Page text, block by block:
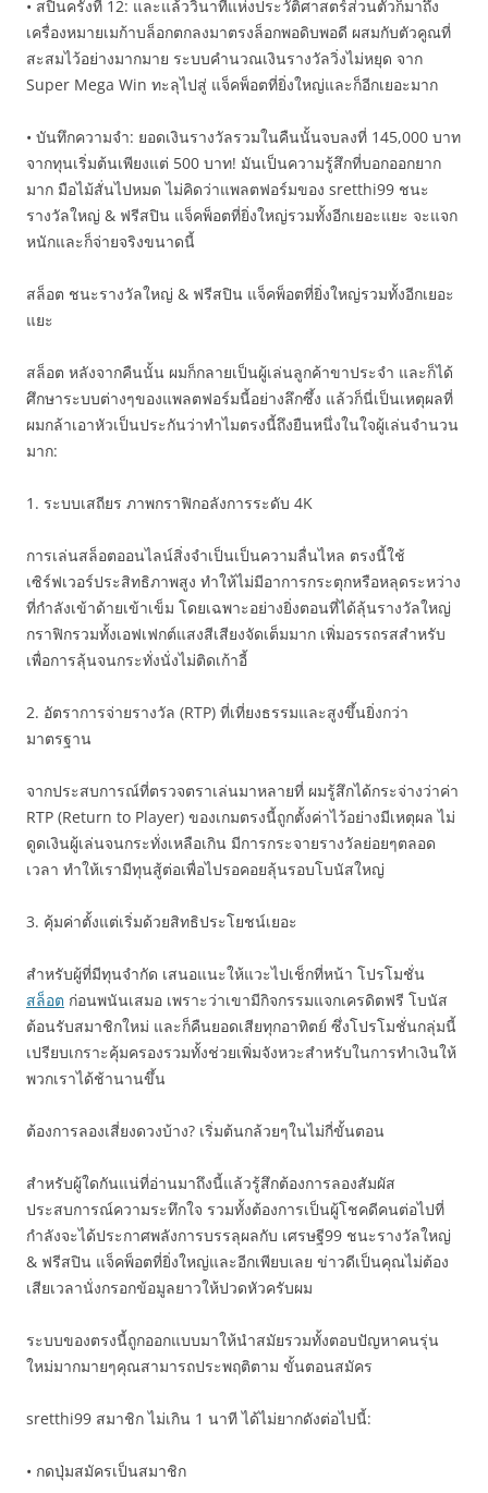
• สปินครั้งที่ 12: และแล้ววินาทีแห่งประวัติศาสตร์ส่วนตัวก็มาถึง
เครื่องหมายเมก้าบล็อกตกลงมาตรงล็อกพอดิบพอดี ผสมกับตัวคูณที่
สะสมไว้อย่างมากมาย ระบบคำนวณเงินรางวัลวิ่งไม่หยุด จาก
Super Mega Win ทะลุไปสู่ แจ็คพ็อตที่ยิ่งใหญ่และก็อีกเยอะมาก
• บันทึกความจำ: ยอดเงินรางวัลรวมในคืนนั้นจบลงที่ 145,000 บาท
จากทุนเริ่มต้นเพียงแต่ 500 บาท! มันเป็นความรู้สึกที่บอกออกยาก
มาก มือไม้สั่นไปหมด ไม่คิดว่าแพลตฟอร์มของ sretthi99 ชนะ
รางวัลใหญ่ & ฟรีสปิน แจ็คพ็อตที่ยิ่งใหญ่รวมทั้งอีกเยอะแยะ จะแจก
หนักและก็จ่ายจริงขนาดนี้
สล็อต ชนะรางวัลใหญ่ & ฟรีสปิน แจ็คพ็อตที่ยิ่งใหญ่รวมทั้งอีกเยอะ
แยะ
สล็อต หลังจากคืนนั้น ผมก็กลายเป็นผู้เล่นลูกค้าขาประจำ และก็ได้
ศึกษาระบบต่างๆของแพลตฟอร์มนี้อย่างลึกซึ้ง แล้วก็นี่เป็นเหตุผลที่
ผมกล้าเอาหัวเป็นประกันว่าทำไมตรงนี้ถึงยืนหนึ่งในใจผู้เล่นจำนวน
มาก:
1. ระบบเสถียร ภาพกราฟิกอลังการระดับ 4K
การเล่นสล็อตออนไลน์สิ่งจำเป็นเป็นความลื่นไหล ตรงนี้ใช้
เซิร์ฟเวอร์ประสิทธิภาพสูง ทำให้ไม่มีอาการกระตุกหรือหลุดระหว่าง
ที่กำลังเข้าด้ายเข้าเข็ม โดยเฉพาะอย่างยิ่งตอนที่ได้ลุ้นรางวัลใหญ่
กราฟิกรวมทั้งเอฟเฟกต์แสงสีเสียงจัดเต็มมาก เพิ่มอรรถรสสำหรับ
เพื่อการลุ้นจนกระทั่งนั่งไม่ติดเก้าอี้
2. อัตราการจ่ายรางวัล (RTP) ที่เที่ยงธรรมและสูงขึ้นยิ่งกว่า
มาตรฐาน
จากประสบการณ์ที่ตรวจตราเล่นมาหลายที่ ผมรู้สึกได้กระจ่างว่าค่า
RTP (Return to Player) ของเกมตรงนี้ถูกตั้งค่าไว้อย่างมีเหตุผล ไม่
ดูดเงินผู้เล่นจนกระทั่งเหลือเกิน มีการกระจายรางวัลย่อยๆตลอด
เวลา ทำให้เรามีทุนสู้ต่อเพื่อไปรอคอยลุ้นรอบโบนัสใหญ่
3. คุ้มค่าตั้งแต่เริ่มด้วยสิทธิประโยชน์เยอะ
สำหรับผู้ที่มีทุนจำกัด เสนอแนะให้แวะไปเช็กที่หน้า โปรโมชั่น
สล็อต ก่อนพนันเสมอ เพราะว่าเขามีกิจกรรมแจกเครดิตฟรี โบนัส
ต้อนรับสมาชิกใหม่ และก็คืนยอดเสียทุกอาทิตย์ ซึ่งโปรโมชั่นกลุ่มนี้
เปรียบเกราะคุ้มครองรวมทั้งช่วยเพิ่มจังหวะสำหรับในการทำเงินให้
พวกเราได้ช้านานขึ้น
ต้องการลองเสี่ยงดวงบ้าง? เริ่มต้นกล้วยๆในไม่กี่ขั้นตอน
สำหรับผู้ใดกันแน่ที่อ่านมาถึงนี้แล้วรู้สึกต้องการลองสัมผัส
ประสบการณ์ความระทึกใจ รวมทั้งต้องการเป็นผู้โชคดีคนต่อไปที่
กำลังจะได้ประกาศพลังการบรรลุผลกับ เศรษฐี99 ชนะรางวัลใหญ่
& ฟรีสปิน แจ็คพ็อตที่ยิ่งใหญ่และอีกเพียบเลย ข่าวดีเป็นคุณไม่ต้อง
เสียเวลานั่งกรอกข้อมูลยาวให้ปวดหัวครับผม
ระบบของตรงนี้ถูกออกแบบมาให้นำสมัยรวมทั้งตอบปัญหาคนรุ่น
ใหม่มากมายๆคุณสามารถประพฤติตาม ขั้นตอนสมัคร
sretthi99 สมาชิก ไม่เกิน 1 นาที ได้ไม่ยากดังต่อไปนี้:
• กดปุ่มสมัครเป็นสมาชิก